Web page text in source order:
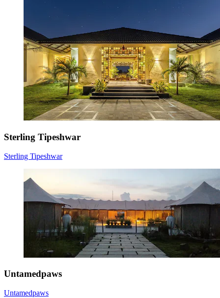
Sterling Tipeshwar
Sterling Tipeshwar
Untamedpaws
Untamedpaws